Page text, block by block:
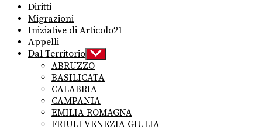
Diritti
Migrazioni
Iniziative di Articolo21
Appelli
Dal Territorio Show
sub
menu
ABRUZZO
BASILICATA
CALABRIA
CAMPANIA
EMILIA ROMAGNA
FRIULI VENEZIA GIULIA